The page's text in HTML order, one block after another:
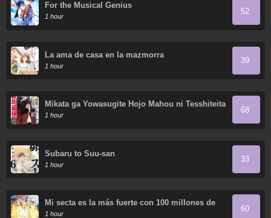
For the Musical Genius
1 hour
52
La ama de casa en la mazmorra
1 hour
39
Mikata ga Yowasugite Hojo Mahou ni Tesshiteita
Kyuutei Mahoushi, Tsuihou sarete Saikyou wo
Mezasu
1 hour
68
Subaru to Suu-san
1 hour
33
Mi secta es la más fuerte con 100 millones de
puntos
1 hour
60